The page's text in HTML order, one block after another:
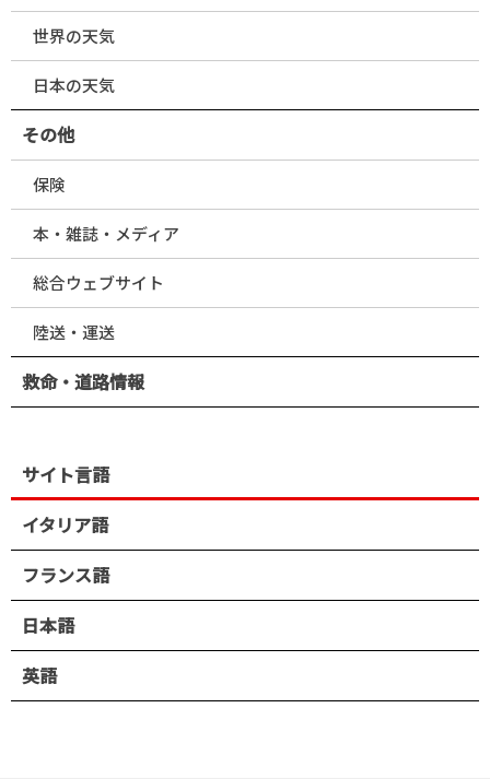
世界の天気
日本の天気
その他
保険
本・雑誌・メディア
総合ウェブサイト
陸送・運送
救命・道路情報
サイト言語
イタリア語
フランス語
日本語
英語